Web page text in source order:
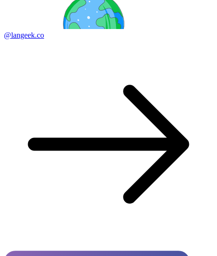
@langeek.co